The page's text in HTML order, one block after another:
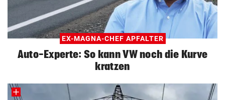
EX-MAGNA-CHEF APFALTER
Auto-Experte: So kann VW noch die Kurve
kratzen